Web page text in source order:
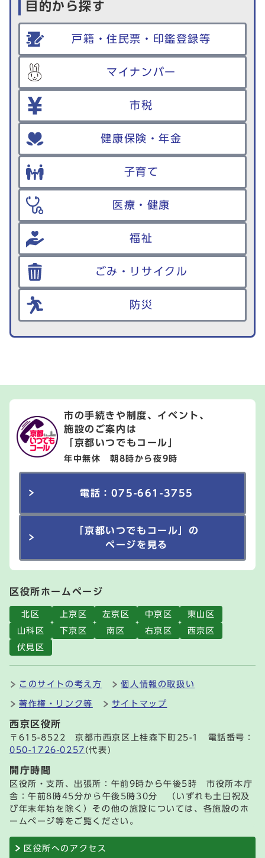
目的から探す
戸籍・住民票・印鑑登録等
マイナンバー
市税
健康保険・年金
子育て
医療・健康
福祉
ごみ・リサイクル
防災
市の手続きや制度、イベント、
施設のご案内は
「京都いつでもコール」
年中無休 朝8時から夜9時
電話：075-661-3755
「京都いつでもコール」の
ページを見る
区役所ホームページ
北区 上京区 左京区 中京区
東山区
山科区
下京区 南区 右京区
西京区
伏見区
このサイトの考え方 個人情報の取扱い
著作権・リンク等 サイトマップ
西京区役所
〒615-8522 京都市西京区上桂森下町25-1 電話番号：
050-1726-0257 (代表)
開庁時間
区役所・支所、出張所：午前9時から午後5時 市役所本庁
舎：午前8時45分から午後5時30分 （いずれも土日祝及
び年末年始を除く）その他の施設については、各施設のホ
ームページ等をご覧ください。
区役所へのアクセス